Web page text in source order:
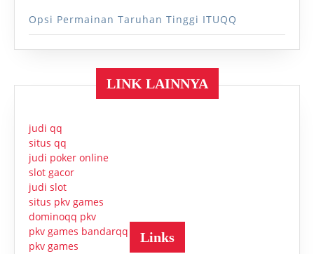
Opsi Permainan Taruhan Tinggi ITUQQ
LINK LAINNYA
judi qq
situs qq
judi poker online
slot gacor
judi slot
situs pkv games
dominoqq pkv
pkv games bandarqq
pkv games
Links